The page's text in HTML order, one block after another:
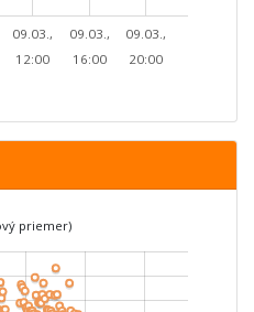
09.03.,
12:00
09.03.,
16:00
09.03.,
20:00
priemer)